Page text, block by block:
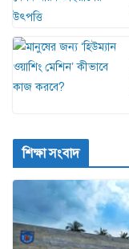
শিক্ষা সংবাদ